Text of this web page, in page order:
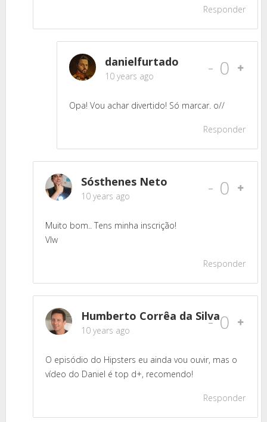
Responder
danielfurtado
10 years ago - 0
Opa! Vou achar divertido! Só marcar. o//
Responder
Sósthenes Neto
10 years ago - 0
Muito bom.. Tens minha inscrição!
Vlw
Responder
Humberto Corrêa da Silva
10 years ago - 0
O episódio do Hipsters eu ainda vou ouvir, mas o
vídeo do Daniel é top d+, recomendo!
Responder